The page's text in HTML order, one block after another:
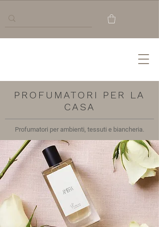
PROFUMATORI PER LA
CASA
Profumatori per ambienti, tessuti e biancheria.